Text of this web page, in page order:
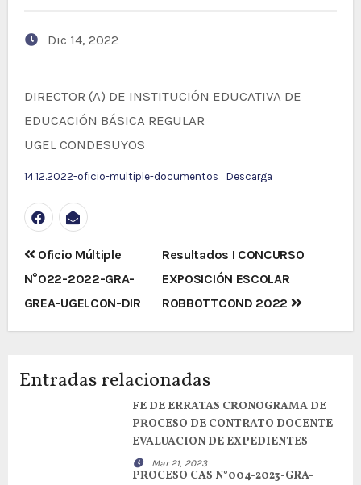
Dic 14, 2022
DIRECTOR (A) DE INSTITUCIÓN EDUCATIVA DE
EDUCACIÓN BÁSICA REGULAR
UGEL CONDESUYOS
14.12.2022-oficio-multiple-documentos Descarga
Navegación
de
entradas
Oficio Múltiple
N°022-2022-GRA-
GREA-UGELCON-DIR
Resultados I CONCURSO
EXPOSICIÓN ESCOLAR
ROBBOTTCOND 2022
Entradas relacionadas
FE DE ERRATAS CRONOGRAMA DE
PROCESO DE CONTRATO DOCENTE
EVALUACION DE EXPEDIENTES
Mar 21, 2023
PROCESO CAS N°004-2023-GRA-